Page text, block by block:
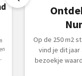
Op de 250 m2
vind je dit
bezoekje